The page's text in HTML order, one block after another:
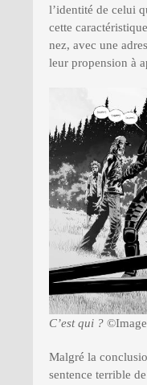
l’identité de celui
cette
nez, avec une
leur propension à
C’est qui ?
Malgré la
sentence terrible